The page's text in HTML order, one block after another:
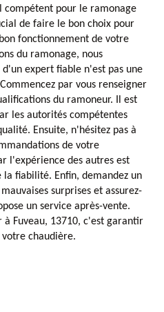
compétent pour le ramonage
de faire le bon choix pour
fonctionnement de votre
du ramonage, nous
expert fiable n'est pas une
par vous renseigner
du ramoneur. Il est
les autorités compétentes
Ensuite, n'hésitez pas à
de votre
l'expérience des autres est
fiabilité. Enfin, demandez un
surprises et assurez-
un service après-vente.
Fuveau, 13710, c'est garantir
chaudière.